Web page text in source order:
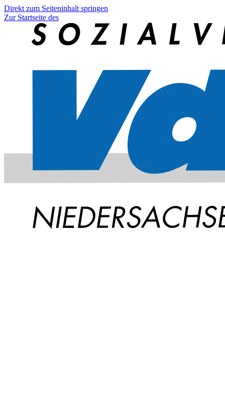
Direkt zum Seiteninhalt springen
Zur Startseite des